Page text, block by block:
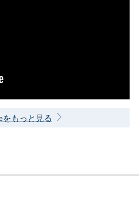
をもっと見る